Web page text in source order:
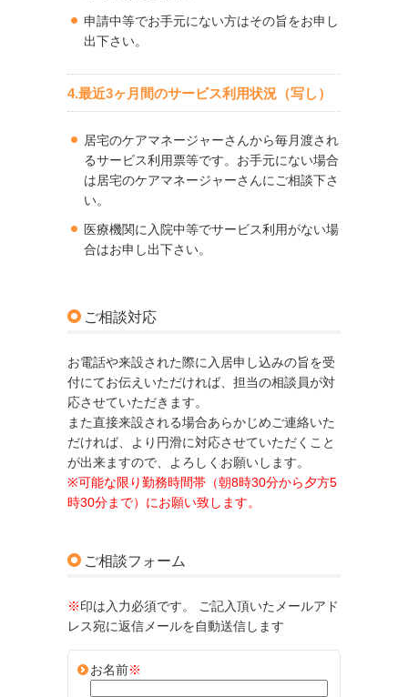
申請中等でお手元にない方はその旨をお申し
出下さい。
4.最近3ヶ月間のサービス利用状況（写し）
居宅のケアマネージャーさんから毎月渡され
るサービス利用票等です。お手元にない場合
は居宅のケアマネージャーさんにご相談下さ
い。
医療機関に入院中等でサービス利用がない場
合はお申し出下さい。
ご相談対応
お電話や来設された際に入居申し込みの旨を受
付にてお伝えいただければ、担当の相談員が対
応させていただきます。
また直接来設される場合あらかじめご連絡いた
だければ、より円滑に対応させていただくこと
が出来ますので、よろしくお願いします。
※可能な限り勤務時間帯（朝8時30分から夕方5
時30分まで）にお願い致します。
ご相談フォーム
※印は入力必須です。 ご記入頂いたメールアド
レス宛に返信メールを自動送信します
お名前※